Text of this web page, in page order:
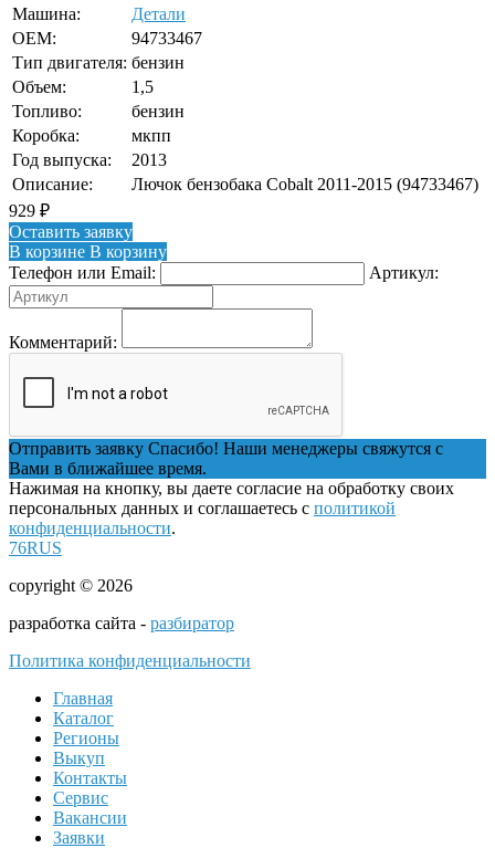
Машина:
Детали
OEM:
94733467
Тип двигателя: бензин
Объем:
1,5
Топливо:
бензин
Коробка:
мкпп
Год выпуска:
2013
Описание:
Лючок бензобака Cobalt 2011-2015 (94733467)
929 ₽
Оставить заявку
В корзине В корзину
Телефон или Email:
Артикул:
Комментарий:
Отправить заявку Спасибо! Наши менеджеры свяжутся с
Вами в ближайшее время.
Нажимая на кнопку, вы даете согласие на обработку своих
персональных данных и соглашаетесь с политикой
конфиденциальности.
76RUS
copyright © 2026
разработка сайта - разбиратор
Политика конфиденциальности
Главная
Каталог
Регионы
Выкуп
Контакты
Сервис
Вакансии
Заявки